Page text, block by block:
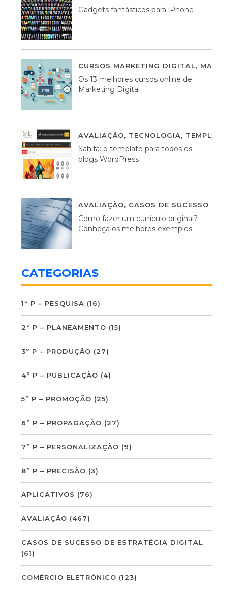
Gadgets fantásticos para iPhone
CURSOS MARKETING DIGITAL,
Os 13 melhores cursos online de
Marketing Digital
AVALIAÇÃO, TECNOLOGIA, TEMPLATES
Sahifa: o template para todos os
blogs WordPress
AVALIAÇÃO, CASOS DE SUCESSO DE
Como fazer um currículo original?
Conheça os melhores exemplos
CATEGORIAS
1º P – PESQUISA (16)
2º P – PLANEAMENTO (15)
3º P – PRODUÇÃO (27)
4º P – PUBLICAÇÃO (4)
5º P – PROMOÇÃO (25)
6º P – PROPAGAÇÃO (27)
7º P – PERSONALIZAÇÃO (9)
8º P – PRECISÃO (3)
APLICATIVOS (76)
AVALIAÇÃO (467)
CASOS DE SUCESSO DE ESTRATÉGIA DIGITAL
(61)
COMÉRCIO ELETRÓNICO (123)